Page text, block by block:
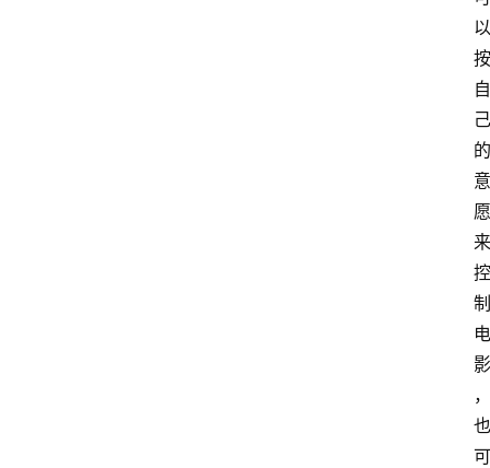
以
按
自
己
的
意
愿
来
控
制
电
影
，
也
可